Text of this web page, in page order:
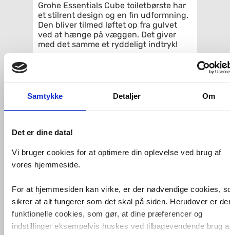
Samtykke Detaljer Om
Det er dine data!
Vi bruger cookies for at optimere din oplevelse ved brug af
vores hjemmeside.
For at hjemmesiden kan virke, er der nødvendige cookies,
sikrer at alt fungerer som det skal på siden. Herudover er
funktionelle cookies, som gør, at dine præferencer og
indstillinger eksempelvis huskes ved tilbagevendende brug
Grohe Essentials Cube toiletbørste har
et stilrent design og en fin udformning.
Den bliver tilmed løftet op fra gulvet
ved at hænge på væggen. Det giver
med det samme et ryddeligt indtryk!
Det er muligt at købe løse
toiletbørstehoveder i hvid og sort. Se
relaterede varer.
Specifikationer:
Vægmontage
Skjulte fastgøringsskruer
krombelægning
Relaterede produkter